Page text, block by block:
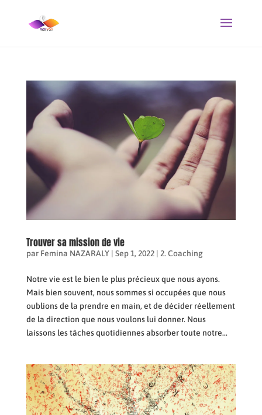
Trouver sa mission de vie
par Femina NAZARALY| Sep 1, 2022| 2. Coaching
Notre vie est le bien le plus précieux que nous ayons.
Mais bien souvent, nous sommes si occupées que nous
oublions de la prendre en main, et de décider réellement
de la direction que nous voulons lui donner. Nous
laissons les tâches quotidiennes absorber toute notre...